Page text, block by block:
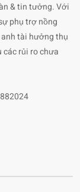
& tin tưởng. Với
phụ trợ nồng
tài hưởng thụ
các rủi ro chưa